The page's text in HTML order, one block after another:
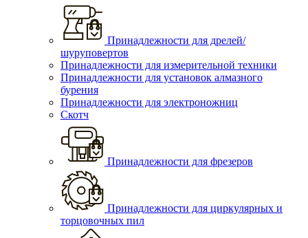
Принадлежности для дрелей/
шуруповертов
Принадлежности для измерительной техники
Принадлежности для установок алмазного
бурения
Принадлежности для электроножниц
Скотч
Принадлежности для фрезеров
Принадлежности для циркулярных и
торцовочных пил